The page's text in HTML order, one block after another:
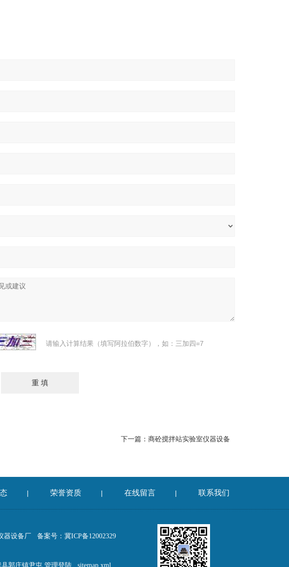
请输入计算结果（填写阿拉伯数字），如：三加四=7
下一篇： 商砼搅拌站实验室仪器设备
| 荣誉资质 | 在线留言 | 联系我们
器设备厂 备案号：冀ICP备12002329
郭庄镇尹屯 管理登陆 sitemap.xml